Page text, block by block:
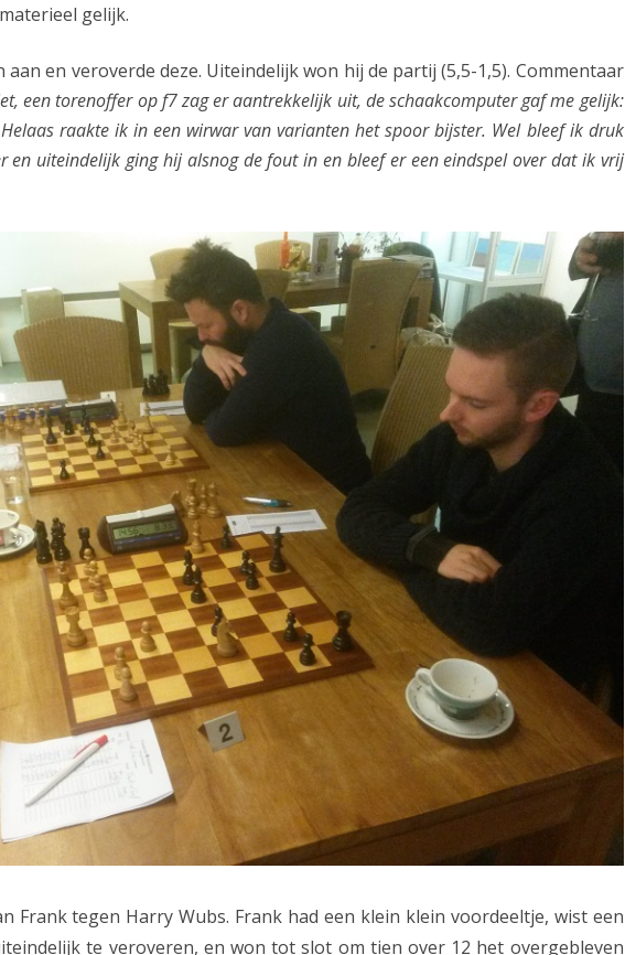
gelijk.
en veroverde deze. Uiteindelijk won hij de partij (5,5-1,5). Commentaar
een torenoffer op f7 zag er aantrekkelijk uit, de schaakcomputer gaf me gelijk:
raakte ik in een wirwar van varianten het spoor bijster. Wel bleef ik druk
en uiteindelijk ging hij alsnog de fout in en bleef er een eindspel over dat ik vrij
Frank tegen Harry Wubs. Frank had een klein klein voordeeltje, wist een
te veroveren, en won tot slot om tien over 12 het overgebleven